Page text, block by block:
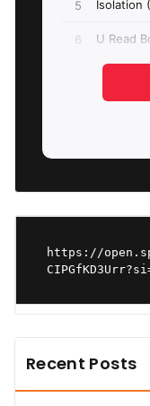
https://
Recent Posts